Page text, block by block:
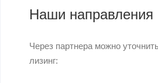
Наши направления
Через партнера можно
лизинг: